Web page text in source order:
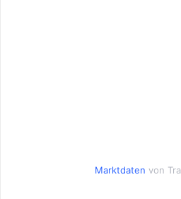
Marktdaten von